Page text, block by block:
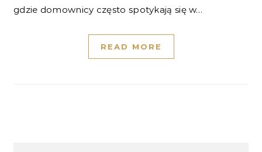
gdzie domownicy często spotykają się w…
READ MORE